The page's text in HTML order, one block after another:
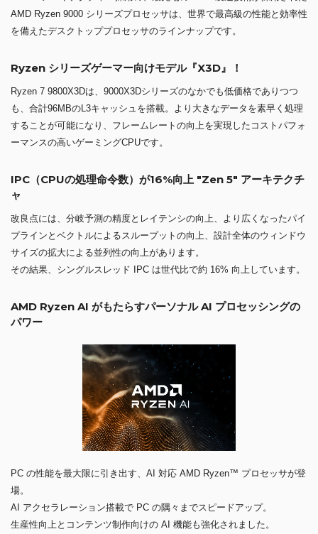
AMD Ryzen 9000 シリーズプロセッサは、世界で最高級の性能と効率性
を備えたデスクトッププロセッサのラインナップです。
Ryzen シリーズゲーマー向けモデル『X3D』！
Ryzen 7 9800X3Dは、9000X3Dシリーズのなかでも低価格でありつつ
も、合計96MBのL3キャッシュを搭載。より大きなデータを素早く処理
することが可能になり、フレームレートの向上を実現したコストパフォ
ーマンスの高いゲーミングCPUです。
IPC（CPUの処理命令数）が16%向上 "Zen 5" アーキテクチ
ャ
改良点には、分岐予測の精度とレイテンシの向上、より広くなったパイ
プラインとベクトルによるスループットの向上、設計全体のウィンドウ
サイズの拡大による並列性の向上があります。
その結果、シングルスレッド IPC は世代比で約 16% 向上しています。
AMD Ryzen AI がもたらすパーソナル AI プロセッシングの
パワー
PC の性能を最大限に引き出す、AI 対応 AMD Ryzen™ プロセッサが登
場。
AI アクセラレーション搭載で PC の隅々までスピードアップ。
生産性向上とコンテンツ制作向けの AI 機能も強化されました。